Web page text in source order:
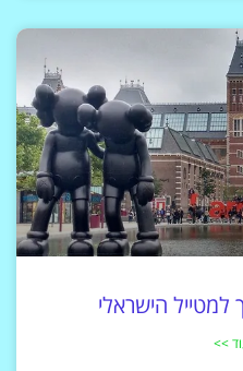
הישראלי
>>